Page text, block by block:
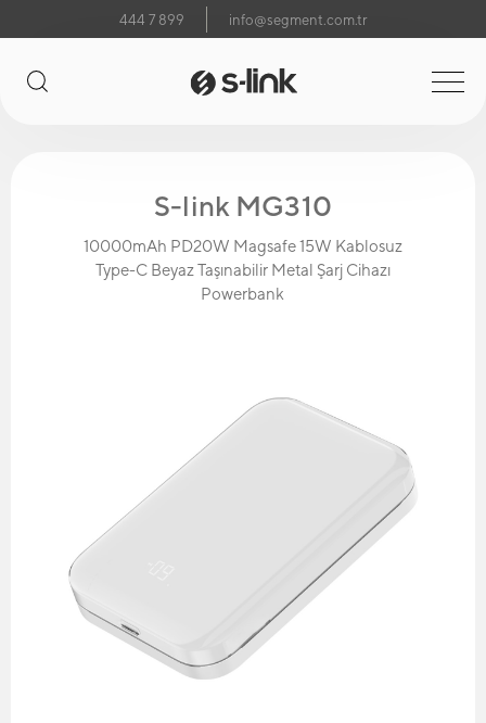
444 7 899 info@segment.com.tr
S-link MG310
10000mAh PD20W Magsafe 15W Kablosuz
Type-C Beyaz Taşınabilir Metal Şarj Cihazı
Powerbank